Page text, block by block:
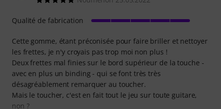
Cette gomme, étant préconisée pour faire briller et nettoyer
les frettes, je n'y croyais pas trop moi non plus !
Deux frettes mal finies sur le bord supérieur de la touche -
avec en plus un binding - qui se font très très
désagréablement remarquer au toucher.
Mais le toucher, c'est en fait tout le jeu sur toute guitare,
non ?
Qualité de fabrication